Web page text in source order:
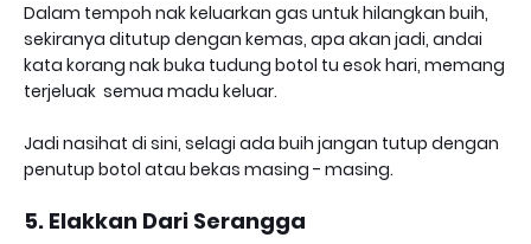
Dalam tempoh nak keluarkan gas untuk hilangkan buih,
sekiranya ditutup dengan kemas, apa akan jadi, andai
kata korang nak buka tudung botol tu esok hari, memang
terjeluak semua madu keluar.
Jadi nasihat di sini, selagi ada buih jangan tutup dengan
penutup botol atau bekas masing - masing.
5. Elakkan Dari Serangga